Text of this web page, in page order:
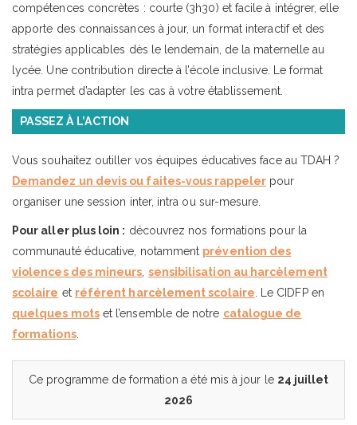
compétences concrètes : courte (3h30) et facile à intégrer, elle
apporte des connaissances à jour, un format interactif et des
stratégies applicables dès le lendemain, de la maternelle au
lycée. Une contribution directe à l’école inclusive. Le format
intra permet d’adapter les cas à votre établissement.
PASSEZ À L’ACTION
Vous souhaitez outiller vos équipes éducatives face au TDAH ?
Demandez un devis ou faites-vous rappelerpour
organiser une session inter, intra ou sur-mesure.
Pour aller plus loin : découvrez nos formations pour la
communauté éducative, notamment prévention des
violences des mineurs sensibilisation au harcèlement
scolaire et référent harcèlement scolaire . Le CIDFP en
quelques motset l’ensemble de notre catalogue de
formations.
Ce programme de formation a été mis à jour le 24 juillet
2026